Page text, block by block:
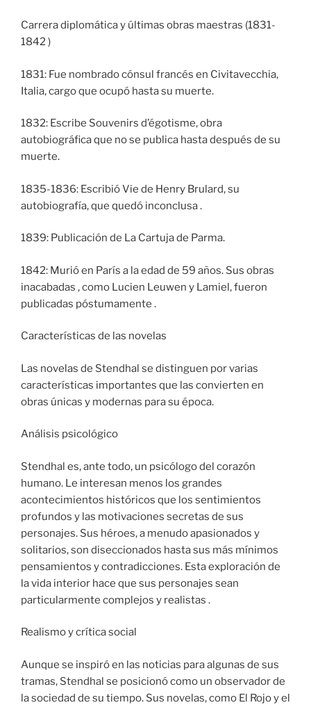
Carrera diplomática y últimas obras maestras (1831-
1842 )
1831: Fue nombrado cónsul francés en Civitavecchia,
Italia, cargo que ocupó hasta su muerte.
1832: Escribe Souvenirs d’égotisme, obra
autobiográfica que no se publica hasta después de su
muerte.
1835-1836: Escribió Vie de Henry Brulard, su
autobiografía, que quedó inconclusa .
1839: Publicación de La Cartuja de Parma.
1842: Murió en París a la edad de 59 años. Sus obras
inacabadas , como Lucien Leuwen y Lamiel, fueron
publicadas póstumamente .
Características de las novelas
Las novelas de Stendhal se distinguen por varias
características importantes que las convierten en
obras únicas y modernas para su época.
Análisis psicológico
Stendhal es, ante todo, un psicólogo del corazón
humano. Le interesan menos los grandes
acontecimientos históricos que los sentimientos
profundos y las motivaciones secretas de sus
personajes. Sus héroes, a menudo apasionados y
solitarios, son diseccionados hasta sus más mínimos
pensamientos y contradicciones. Esta exploración de
la vida interior hace que sus personajes sean
particularmente complejos y realistas .
Realismo y crítica social
Aunque se inspiró en las noticias para algunas de sus
tramas, Stendhal se posicionó como un observador de
la sociedad de su tiempo. Sus novelas, como El Rojo y el